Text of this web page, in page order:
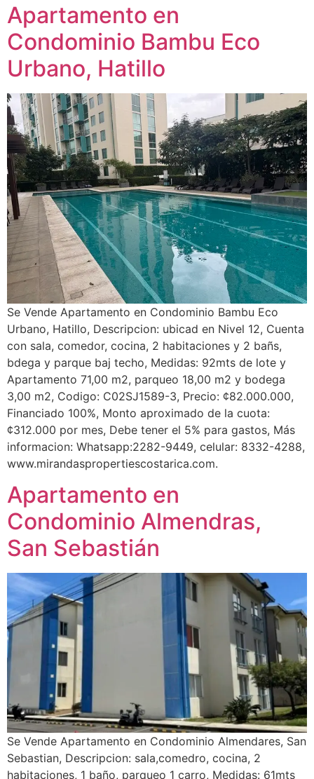
Apartamento en
Condominio Bambu Eco
Urbano, Hatillo
Se Vende Apartamento en Condominio Bambu Eco
Urbano, Hatillo, Descripcion: ubicad en Nivel 12, Cuenta
con sala, comedor, cocina, 2 habitaciones y 2 bañs,
bdega y parque baj techo, Medidas: 92mts de lote y
Apartamento 71,00 m2, parqueo 18,00 m2 y bodega
3,00 m2, Codigo: C02SJ1589-3, Precio: ¢82.000.000,
Financiado 100%, Monto aproximado de la cuota:
¢312.000 por mes, Debe tener el 5% para gastos, Más
informacion: Whatsapp:2282-9449, celular: 8332-4288,
www.mirandaspropertiescostarica.com.
Apartamento en
Condominio Almendras,
San Sebastián
Se Vende Apartamento en Condominio Almendares, San
Sebastian, Descripcion: sala,comedro, cocina, 2
habitaciones, 1 baño, parqueo 1 carro, Medidas: 61mts